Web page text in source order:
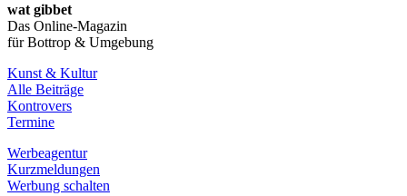
wat gibbet
Das Online-Magazin
für Bottrop & Umgebung
Kunst & Kultur
Alle Beiträge
Kontrovers
Termine
Werbeagentur
Kurzmeldungen
Werbung schalten